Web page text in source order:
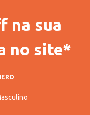
na sua
no site*